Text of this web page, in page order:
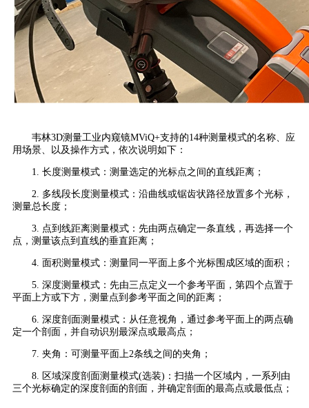
韦林3D测量工业内窥镜MViQ+支持的14种测量模式的名称、应
用场景、以及操作方式，依次说明如下：
1. 长度测量模式：测量选定的光标点之间的直线距离；
2. 多线段长度测量模式：沿曲线或锯齿状路径放置多个光标，
测量总长度；
3. 点到线距离测量模式：先由两点确定一条直线，再选择一个
点，测量该点到直线的垂直距离；
4. 面积测量模式：测量同一平面上多个光标围成区域的面积；
5. 深度测量模式：先由三点定义一个参考平面，第四个点置于
平面上方或下方，测量点到参考平面之间的距离；
6. 深度剖面测量模式：从任意视角，通过参考平面上的两点确
定一个剖面，并自动识别最深点或最高点；
7. 夹角：可测量平面上2条线之间的夹角；
8. 区域深度剖面测量模式(选装)：扫描一个区域内，一系列由
三个光标确定的深度剖面的剖面，并确定剖面的最高点或最低点；